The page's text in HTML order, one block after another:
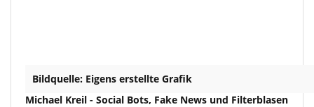
Bildquelle: Eigens erstellte Grafik
Michael Kreil - Social Bots, Fake News und Filterblasen